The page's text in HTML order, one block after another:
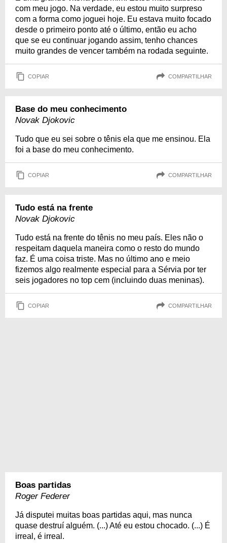
com meu jogo. Na verdade, eu estou muito surpreso
com a forma como joguei hoje. Eu estava muito focado
desde o primeiro ponto até o último, então eu acho
que se eu continuar jogando assim, tenho chances
muito grandes de vencer também na rodada seguinte.
COPIAR COMPARTILHAR
Base do meu conhecimento
Novak Djokovic
Tudo que eu sei sobre o tênis ela que me ensinou. Ela
foi a base do meu conhecimento.
COPIAR COMPARTILHAR
Tudo está na frente
Novak Djokovic
Tudo está na frente do tênis no meu país. Eles não o
respeitam daquela maneira como o resto do mundo
faz. É uma coisa triste. Mas no último ano e meio
fizemos algo realmente especial para a Sérvia por ter
seis jogadores no top cem (incluindo duas meninas).
COPIAR COMPARTILHAR
Boas partidas
Roger Federer
Já disputei muitas boas partidas aqui, mas nunca
quase destruí alguém. (...) Até eu estou chocado. (...) É
irreal, é irreal.